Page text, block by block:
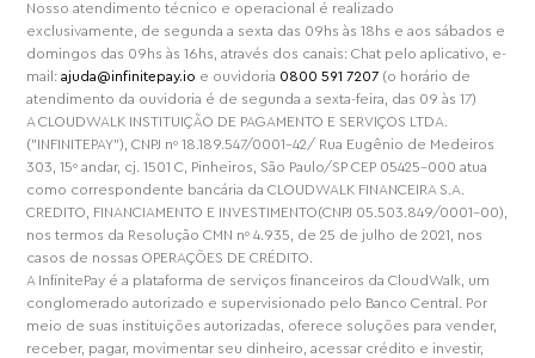
Nosso atendimento técnico e operacional é realizado
exclusivamente, de segunda a sexta das 09hs às 18hs e aos sábados e
domingos das 09hs às 16hs, através dos canais: Chat pelo aplicativo, e-
mail:ajuda@infinitepay.io e ouvidoria 0800 591 7207 (o horário de
atendimento da ouvidoria é de segunda a sexta-feira, das 09 às 17)
A CLOUDWALK INSTITUIÇÃO DE PAGAMENTO E SERVIÇOS LTDA.
("INFINITEPAY"), CNPJ nº 18.189.547/0001-42/ Rua Eugênio de Medeiros
303, 15º andar, cj. 1501 C, Pinheiros, São Paulo/SP CEP 05425-000 atua
como correspondente bancária da CLOUDWALK FINANCEIRA S.A.
CREDITO, FINANCIAMENTO E INVESTIMENTO(CNPJ 05.503.849/0001-00),
nos termos da Resolução CMN nº 4.935, de 25 de julho de 2021, nos
casos de nossas OPERAÇÕES DE CRÉDITO.
A InfinitePay é a plataforma de serviços financeiros da CloudWalk, um
conglomerado autorizado e supervisionado pelo Banco Central. Por
meio de suas instituições autorizadas, oferece soluções para vender,
receber, pagar, movimentar seu dinheiro, acessar crédito e investir,